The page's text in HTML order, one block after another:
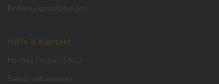
Bedienungsanleitungen
Hilfe & Kontakt
Häufige Fragen (FAQ)
Sensor reklamieren